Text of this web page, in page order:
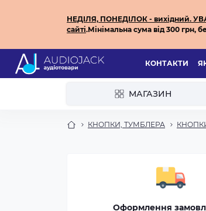
НЕДІЛЯ, ПОНЕДІЛОК - вихідний.
сайті.Мінімальна сума від 300 грн,
КОНТАКТИ
МАГАЗИН
КНОПКИ, ТУМБЛЕРА
Оформлення